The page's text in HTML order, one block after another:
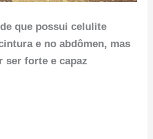
que possui celulite
e no abdômen, mas
ser forte e capaz